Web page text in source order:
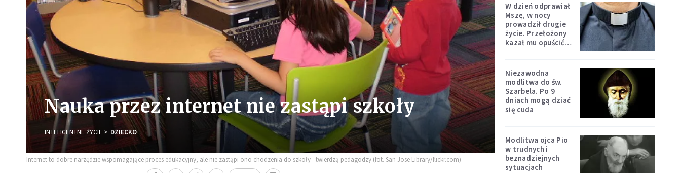
Nauka przez internet nie zastąpi szkoły
INTELIGENTNE ŻYCIE DZIECKO
Internet to dobre narzędzie wspomagające proces edukacyjny, ale nie zastąpi ono chodzenia do szkoły - twierdzą pedagodzy (fot. San Jose Library/flickr.com)
W dzień odprawiał
Mszę, w nocy
prowadził drugie
życie. Przełożony
kazał mu opuścić
Niezawodna
modlitwa do św.
Szarbela. Po 9
dniach mogą dziać
się cuda
Modlitwa ojca Pio
w trudnych i
beznadziejnych
sytuacjach